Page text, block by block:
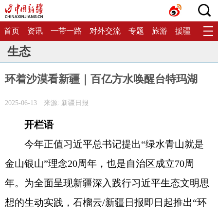
首页 资讯 一带一路 对外交流 专题 旅游 援疆 生态
生态
环着沙漠看新疆｜百亿方水唤醒台特玛湖
2025-06-13 来源: 新疆日报
开栏语
今年正值习近平总书记提出“绿水青山就是
金山银山”理念20周年，也是自治区成立70周
年。为全面呈现新疆深入践行习近平生态文明思
想的生动实践，石榴云/新疆日报即日起推出“环